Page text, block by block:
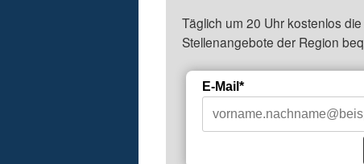
Täglich um 20 Uhr kostenlos
Stellenangebote der Region
E-Mail*